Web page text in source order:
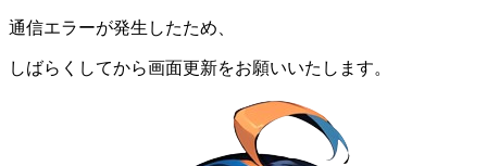
通信エラーが発生したため、
しばらくしてから画面更新をお願いいたします。